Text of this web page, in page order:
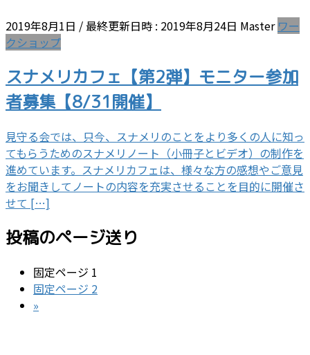
2019年8月1日 / 最終更新日時 : 2019年8月24日 Master ワー
クショップ
スナメリカフェ【第2弾】モニター参加
者募集【8/31開催】
見守る会では、只今、スナメリのことをより多くの人に知っ
てもらうためのスナメリノート（小冊子とビデオ）の制作を
進めています。スナメリカフェは、様々な方の感想やご意見
をお聞きしてノートの内容を充実させることを目的に開催さ
せて […]
投稿のページ送り
固定ページ 1
固定ページ 2
»